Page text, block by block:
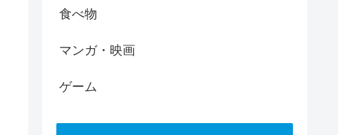
食べ物
マンガ・映画
ゲーム